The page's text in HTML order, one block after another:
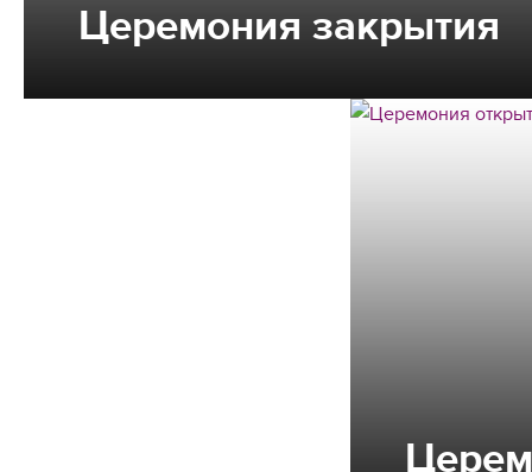
Церемония закрытия